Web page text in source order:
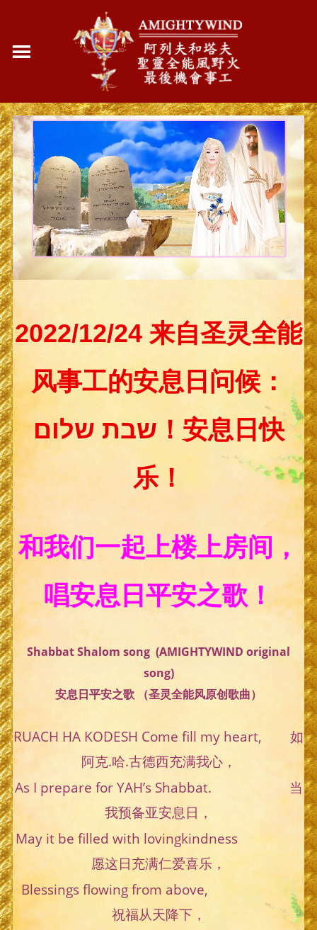
2022/12/24 来自圣灵全能
风事工的安息日问候：
שבת שלום！安息日快
乐！
和我们一起上楼上房间，
唱安息日平安之歌！
Shabbat Shalom song (AMIGHTYWIND original
song)
安息日平安之歌 （圣灵全能风原创歌曲）
RUACH HA KODESH Come fill my heart, 如
阿克.哈.古德西充满我心，
As I prepare for YAH’s Shabbat. 当
我预备亚安息日，
May it be filled with lovingkindness
愿这日充满仁爱喜乐，
Blessings flowing from above,
祝福从天降下，